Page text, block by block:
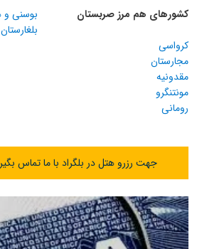
کشورهای هم مرز صربستان
بوسنی و
بلغارستان
کرواسی
مجارستان
مقدونیه
مونتنگرو
رومانی
جهت رزرو هتل در بلگراد با ما تماس